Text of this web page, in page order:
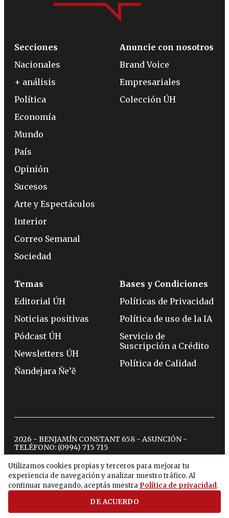
Utilizamos cookies propias y terceros para mejorar tu
experiencia de navegación y analizar nuestro tráfico. Al
continuar navegando, aceptás nuestra Política de privacidad.
DE ACUERDO
Secciones
Nacionales
+ análisis
Política
Economía
Mundo
País
Opinión
Sucesos
Arte y Espectáculos
Interior
Correo Semanal
Sociedad
Anuncie con nosotros
Brand Voice
Empresariales
Colección ÚH
Temas
Editorial ÚH
Noticias positivas
Pódcast ÚH
Newsletters ÚH
Ñandejara Ñe’ẽ
Bases y Condiciones
Políticas de Privacidad
Política de uso de la IA
Servicio de
Suscripción a Crédito
Política de Calidad
2026 - BENJAMÍN CONSTANT 658 - ASUNCIÓN -
TELÉFONO: (0994) 715 715
twitterinstagram
facebook
tiktokyoutubespotify